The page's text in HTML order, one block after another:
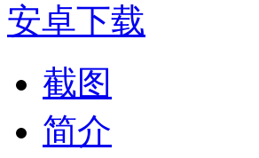
安卓下载
截图
简介